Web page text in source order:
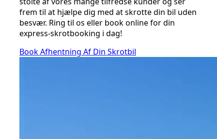
frem til at hjælpe dig med at skrotte din bil uden
besvær. Ring til os eller book online for din
express-skrotbooking i dag!
Book Afhentning Af Din Skrotbil